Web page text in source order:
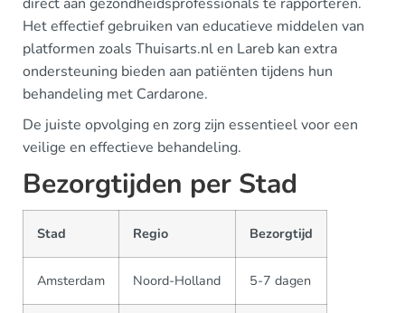
Het effectief gebruiken van educatieve middelen van
platformen zoals Thuisarts.nl en Lareb kan extra
ondersteuning bieden aan patiënten tijdens hun
behandeling met Cardarone.
De juiste opvolging en zorg zijn essentieel voor een
veilige en effectieve behandeling.
Bezorgtijden per Stad
Stad Regio Bezorgtijd
Amsterdam Noord-Holland 5-7 dagen